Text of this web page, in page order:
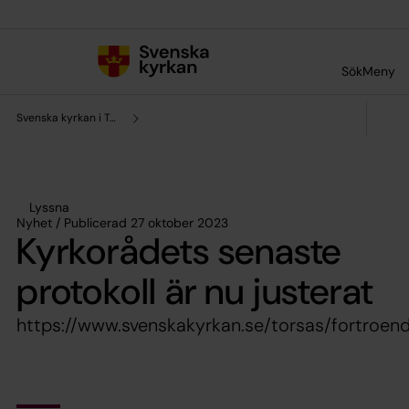
SökMeny
Svenska kyrkan i Torsås
Lyssna
Nyhet / Publicerad 27 oktober 2023
Kyrkorådets senaste
protokoll är nu justerat
https://www.svenskakyrkan.se/torsas/